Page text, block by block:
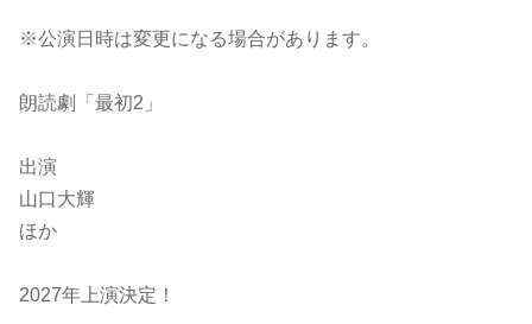
※公演日時は変更になる場合があります。
朗読劇「最初2」
出演
山口大輝
ほか
2027年上演決定！